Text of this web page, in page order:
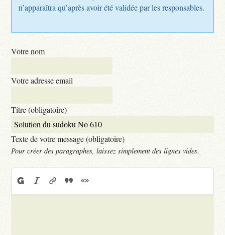
n’apparaîtra qu’après avoir été validée par les responsables.
Votre nom
Votre adresse email
Titre (obligatoire)
Texte de votre message (obligatoire)
Pour créer des paragraphes, laissez simplement des lignes vides.